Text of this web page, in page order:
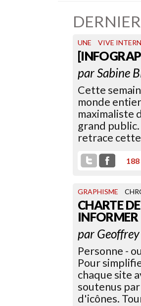
UNE VIVE
parSabine
Cette
monde
maximaliste
grand public.
retrace
188
GRAPHISME
CHARTE
INFORMER
par
Personne -
Pour
chaque site
soutenus
d'icônes.